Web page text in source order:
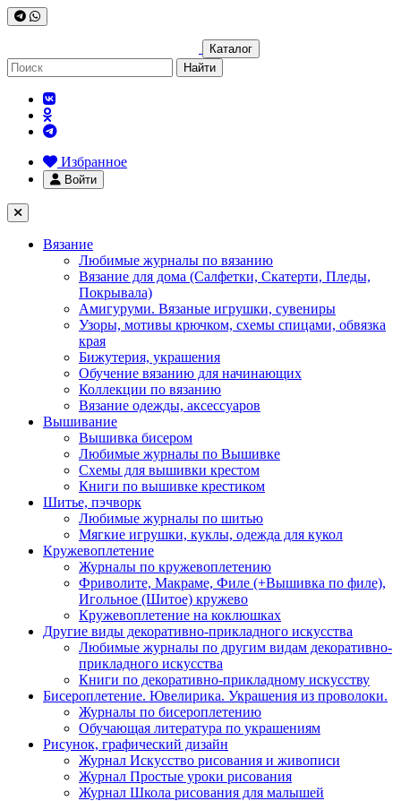
Каталог
Найти
Избранное
Войти
Вязание
Любимые журналы по вязанию
Вязание для дома (Салфетки, Скатерти, Пледы,
Покрывала)
Амигуруми. Вязаные игрушки, сувениры
Узоры, мотивы крючком, схемы спицами, обвязка
края
Бижутерия, украшения
Обучение вязанию для начинающих
Коллекции по вязанию
Вязание одежды, аксессуаров
Вышивание
Вышивка бисером
Любимые журналы по Вышивке
Схемы для вышивки крестом
Книги по вышивке крестиком
Шитье, пэчворк
Любимые журналы по шитью
Мягкие игрушки, куклы, одежда для кукол
Кружевоплетение
Журналы по кружевоплетению
Фриволите, Макраме, Филе (+Вышивка по филе),
Игольное (Шитое) кружево
Кружевоплетение на коклюшках
Другие виды декоративно-прикладного искусства
Любимые журналы по другим видам декоративно-
прикладного искусства
Книги по декоративно-прикладному искусству
Бисероплетение. Ювелирика. Украшения из проволоки.
Журналы по бисероплетению
Обучающая литература по украшениям
Рисунок, графический дизайн
Журнал Искусство рисования и живописи
Журнал Простые уроки рисования
Журнал Школа рисования для малышей